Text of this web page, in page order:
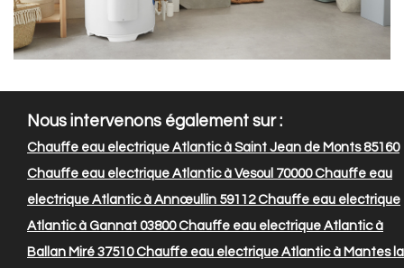
Nous intervenons également sur :
Chauffe eau electrique Atlantic à Saint Jean de Monts 85160
Chauffe eau electrique Atlantic à Vesoul 70000Chauffe eau
electrique Atlantic à Annœullin 59112Chauffe eau electrique
Atlantic à Gannat 03800Chauffe eau electrique Atlantic à
Ballan Miré 37510Chauffe eau electrique Atlantic à Mantes la